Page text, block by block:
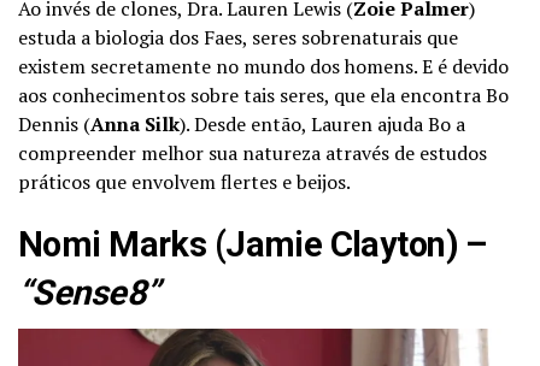
Ao invés de clones, Dra. Lauren Lewis (Zoie Palmer)
estuda a biologia dos Faes, seres sobrenaturais que
existem secretamente no mundo dos homens. E é devido
aos conhecimentos sobre tais seres, que ela encontra Bo
Dennis (Anna Silk). Desde então, Lauren ajuda Bo a
compreender melhor sua natureza através de estudos
práticos que envolvem flertes e beijos.
Nomi Marks (Jamie Clayton) –
“Sense8”